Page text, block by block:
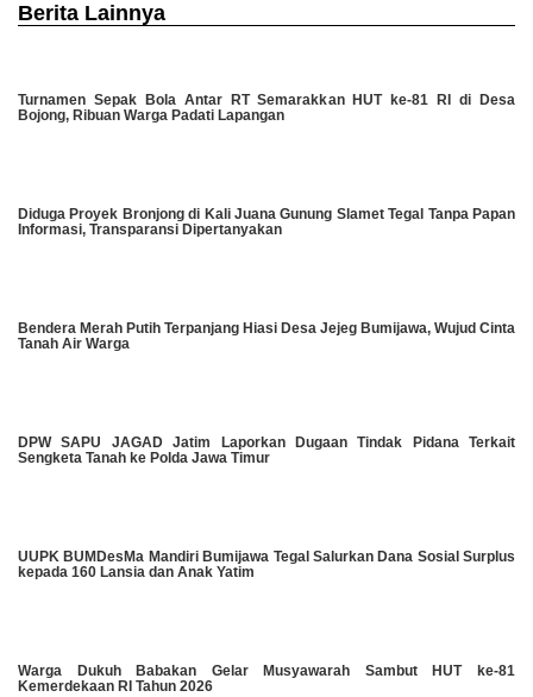
Berita Lainnya
Turnamen Sepak Bola Antar RT Semarakkan HUT ke-81 RI di Desa
Bojong, Ribuan Warga Padati Lapangan
Diduga Proyek Bronjong di Kali Juana Gunung Slamet Tegal Tanpa Papan
Informasi, Transparansi Dipertanyakan
Bendera Merah Putih Terpanjang Hiasi Desa Jejeg Bumijawa, Wujud Cinta
Tanah Air Warga
DPW SAPU JAGAD Jatim Laporkan Dugaan Tindak Pidana Terkait
Sengketa Tanah ke Polda Jawa Timur
UUPK BUMDesMa Mandiri Bumijawa Tegal Salurkan Dana Sosial Surplus
kepada 160 Lansia dan Anak Yatim
Warga Dukuh Babakan Gelar Musyawarah Sambut HUT ke-81
Kemerdekaan RI Tahun 2026